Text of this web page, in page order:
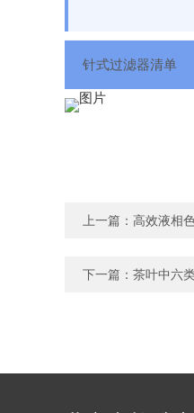
针式过滤器清单
上一篇： 高效液相
下一篇： 茶叶中六